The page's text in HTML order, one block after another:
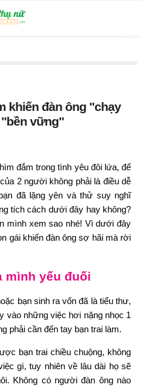
khiến đàn ông "chạy
vững"
đắm trong tình yêu đôi lứa, để
2 người không phải là điều dễ
đã lặng yên và thử suy nghĩ
tích cách dưới đây hay không?
mình xem sao nhé! Vì dưới đây
gái khiến đàn ông sợ hãi mà rời
mình yếu đuối
bạn sinh ra vốn đã là tiểu thư,
vào những việc hơi nặng nhọc 1
phải cần đến tay bạn trai làm.
bạn trai chiều chuộng, không
gì, tuy nhiên về lâu dài họ sẽ
Không có người đàn ông nào